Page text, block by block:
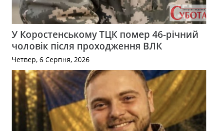
У Коростенському ТЦК помер 46-річний
чоловік після проходження ВЛК
Четвер, 6 Серпня, 2026